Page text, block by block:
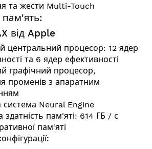
та жести Multi-Touch
пам'ять:
від Apple
центральний процесор: 12 ядер
та 6 ядер ефективності
графічний процесор,
променів з апаратним
система Neural Engine
здатність пам'яті: 614 ГБ / с
пам'яті